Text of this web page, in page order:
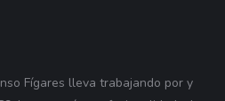
Fígares lleva trabajando por y